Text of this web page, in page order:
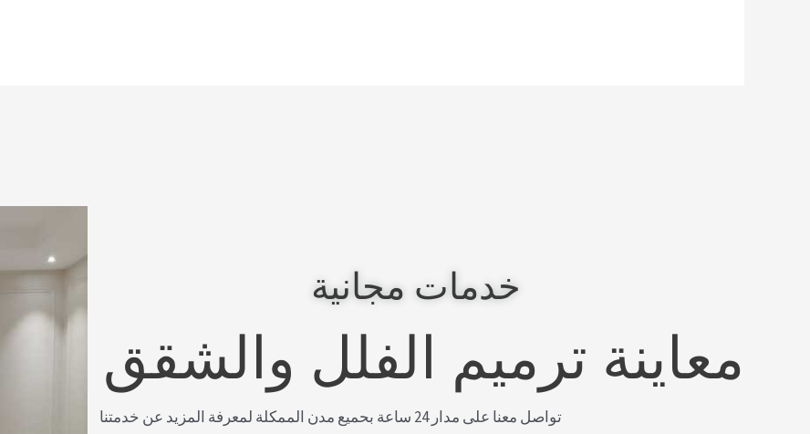
خدمات مجانية
معاينة ترميم الفلل والشقق
تواصل معنا على مدار 24 ساعة بحميع مدن الممكلة لمعرفة المزيد عن خدمتنا